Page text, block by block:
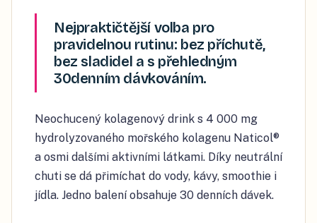
Nejpraktičtější volba pro
pravidelnou rutinu: bez příchutě,
bez sladidel a s přehledným
30denním dávkováním.
Neochucený kolagenový drink s 4 000 mg
hydrolyzovaného mořského kolagenu Naticol®
a osmi dalšími aktivními látkami. Díky neutrální
chuti se dá přimíchat do vody, kávy, smoothie i
jídla. Jedno balení obsahuje 30 denních dávek.